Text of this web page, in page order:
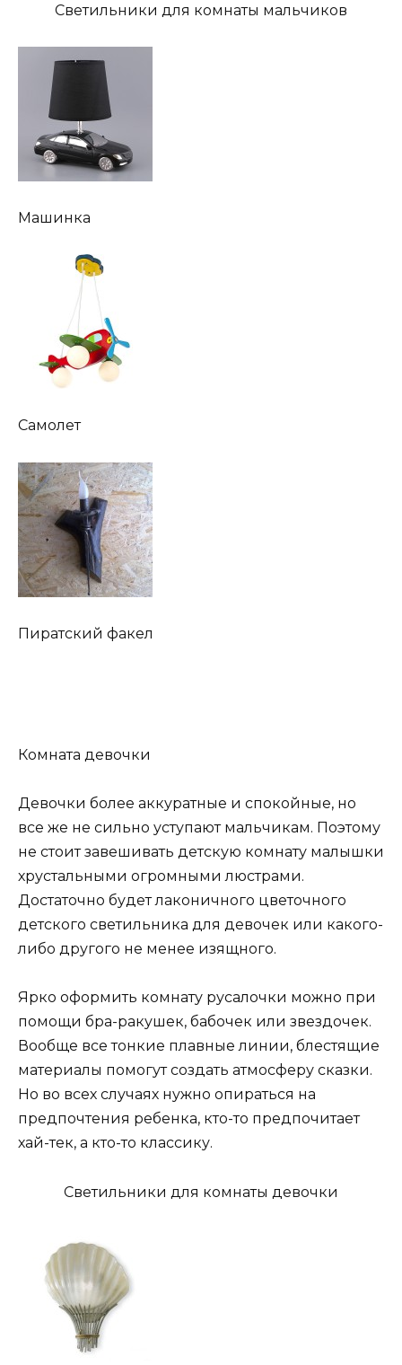
Светильники для комнаты мальчиков
Машинка
Самолет
Пиратский факел
Комната девочки
Девочки более аккуратные и спокойные, но
все же не сильно уступают мальчикам. Поэтому
не стоит завешивать детскую комнату малышки
хрустальными огромными люстрами.
Достаточно будет лаконичного цветочного
детского светильника для девочек или какого-
либо другого не менее изящного.
Ярко оформить комнату русалочки можно при
помощи бра-ракушек, бабочек или звездочек.
Вообще все тонкие плавные линии, блестящие
материалы помогут создать атмосферу сказки.
Но во всех случаях нужно опираться на
предпочтения ребенка, кто-то предпочитает
хай-тек, а кто-то классику.
Светильники для комнаты девочки